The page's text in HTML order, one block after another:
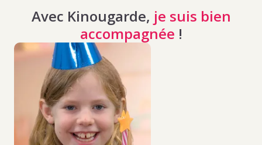
Avec Kinougarde, je suis bien
accompagnée !